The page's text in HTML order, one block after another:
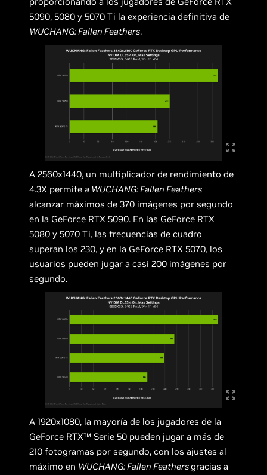
5090, 5080 y 5070 Ti la experiencia definitiva de
WUCHANG: Fallen Feathers.
A 2560x1440, un multiplicador de rendimiento de
4.3X permitea WUCHANG: Fallen Feathers
alcanzar máximos de 370 imágenes por segundo
en la GeForce RTX 5090. En las GeForce RTX
5080 y 5070 Ti, las frecuencias de cuadro
superan los 230, y en la GeForce RTX 5070, los
usuarios pueden jugar a casi 200 imágenes por
segundo.
A 1920x1080, la mayoría de los jugadores de la
GeForce RTX™ Serie 50 pueden jugar a más de
210 fotogramas por segundo, con los ajustes al
máximo en WUCHANG: Fallen Feathersgracias a